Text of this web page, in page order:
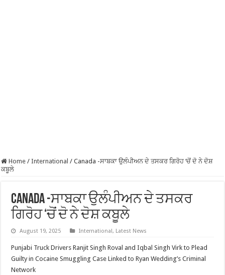
Home / International / Canada -ਸਾਬਕਾ ਉਲੰਪੀਅਨ ਦੇ ਤਸਕਰ ਗਿਰੋਹ ‘ਚੋਂ ਦੋ ਨੇ ਦੋਸ਼
ਕਬੂਲੇ
Canada -ਸਾਬਕਾ ਉਲੰਪੀਅਨ ਦੇ ਤਸਕਰ
ਗਿਰੋਹ ‘ਚੋਂ ਦੋ ਨੇ ਦੋਸ਼ ਕਬੂਲੇ
August 19, 2025 International, Latest News
Punjabi Truck Drivers Ranjit Singh Roval and Iqbal Singh Virk to Plead
Guilty in Cocaine Smuggling Case Linked to Ryan Wedding’s Criminal
Network